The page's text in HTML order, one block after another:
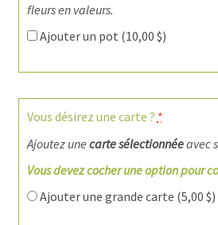
fleurs en valeurs.
Ajouter un pot (10,00 $)
Vous désirez une carte ? *
Ajoutez une carte sélectionnéeavec
Vous devez cocher une option pour
Ajouter une grande carte (5,00 $)